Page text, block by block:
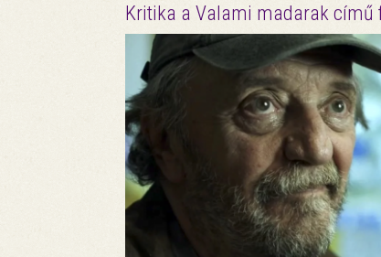
Kritika a Valami madarak című